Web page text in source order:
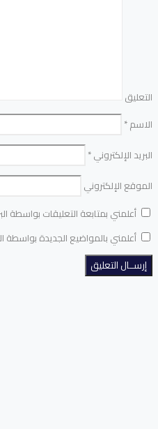
التعليق
الاسم*
البريد الإلكتروني*
الموقع الإلكتروني
أعلمني بمتابعة التعليقات بواسطة
أعلمني بالمواضيع الجديدة بواسطة